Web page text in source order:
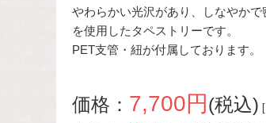
やわらかい光沢があり、しなやか
を使用したタペストリーです。
PET支管・紐が付属しております。
価格： 7,700円 (税込)